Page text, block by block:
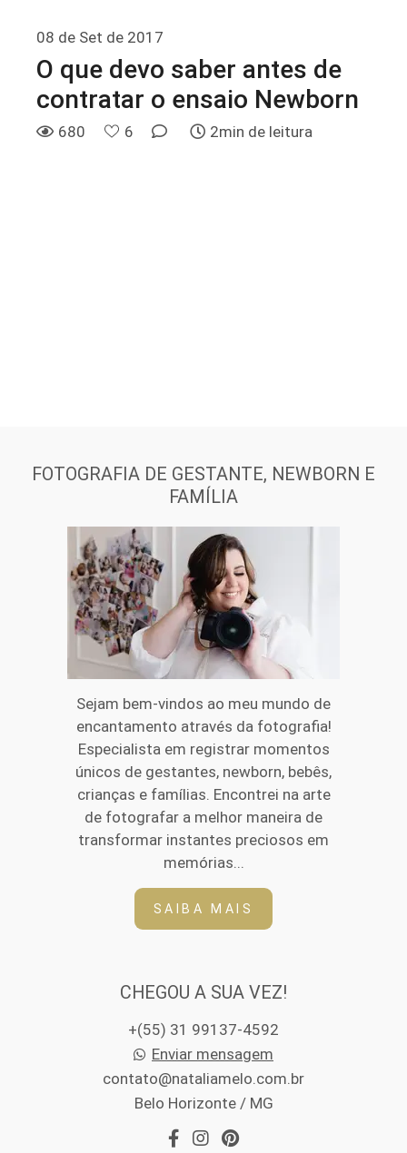
08 de Set de 2017
O que devo saber antes de
contratar o ensaio Newborn
680 6 2min de leitura
FOTOGRAFIA DE GESTANTE, NEWBORN E
FAMÍLIA
Sejam bem-vindos ao meu mundo de
encantamento através da fotografia!
Especialista em registrar momentos
únicos de gestantes, newborn, bebês,
crianças e famílias. Encontrei na arte
de fotografar a melhor maneira de
transformar instantes preciosos em
memórias...
SAIBA MAIS
CHEGOU A SUA VEZ!
+(55) 31 99137-4592
Enviar mensagem
contato@nataliamelo.com.br
Belo Horizonte / MG